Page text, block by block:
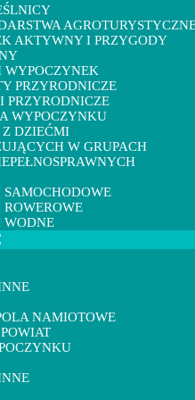
AKTYWNY I PRZYGODY
WYPOCZYNEK
PRZYRODNICZE
PRZYRODNICZE
WYPOCZYNKU
DZIEĆMI
W GRUPACH
SAMOCHODOWE
WODNE
NAMIOTOWE